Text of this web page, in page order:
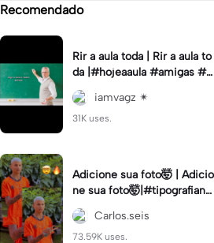
Recomendado
Rir a aula toda | Rir a aula to
da |#hojeaaula #amigas #tr
endtikitok #melhoresamiga
s
iamvagz ✴︎
31K uses.
Adicione sua foto🤯 | Adicio
ne sua foto🤯|#tipografiano
va #status #tipografia
Carlos.seis
73.59K uses.